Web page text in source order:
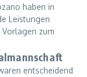
haben in
Leistungen
zum
entscheidend